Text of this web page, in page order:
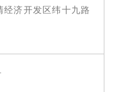
济开发区纬十九路